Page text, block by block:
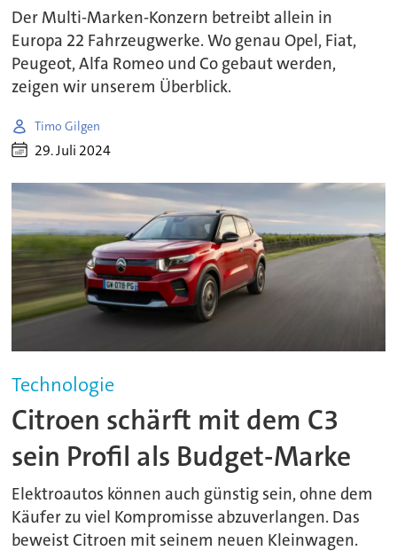
Der Multi-Marken-Konzern betreibt allein in
Europa 22 Fahrzeugwerke. Wo genau Opel, Fiat,
Peugeot, Alfa Romeo und Co gebaut werden,
zeigen wir unserem Überblick.
Timo Gilgen
29. Juli 2024
Technologie
Citroen schärft mit dem C3
sein Profil als Budget-Marke
Elektroautos können auch günstig sein, ohne dem
Käufer zu viel Kompromisse abzuverlangen. Das
beweist Citroen mit seinem neuen Kleinwagen.